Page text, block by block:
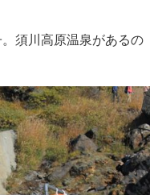
須川高原温泉があるの